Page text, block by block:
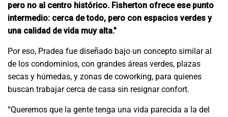
pero no al centro histórico. Fisherton ofrece ese punto
intermedio: cerca de todo, pero con espacios verdes y
una calidad de vida muy alta.”
Por eso, Pradea fue diseñado bajo un concepto similar al
de los condominios, con grandes áreas verdes, plazas
secas y húmedas, y zonas de coworking, para quienes
buscan trabajar cerca de casa sin resignar confort.
“Queremos que la gente tenga una vida parecida a la del